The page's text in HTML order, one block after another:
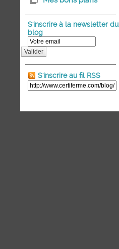
S'inscrire à la newsletter du
blog
Valider
S'inscrire au fil RSS